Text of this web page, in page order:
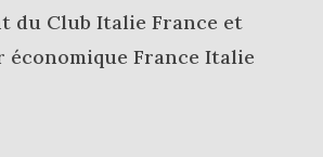
du Club Italie France et
économique France Italie